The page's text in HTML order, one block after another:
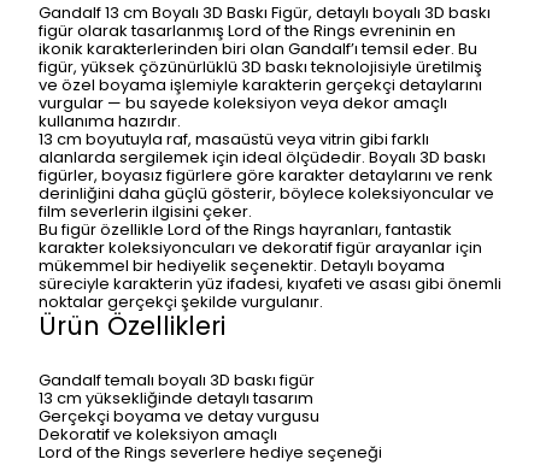
Gandalf 13 cm Boyalı 3D Baskı Figür, detaylı boyalı 3D baskı
figürolarak tasarlanmış Lord of the Rings evreninin en
ikonik karakterlerinden biri olan Gandalf’ıtemsil eder. Bu
figür, yüksek çözünürlüklü 3D baskı teknolojisiyle üretilmiş
ve özel boyama işlemiyle karakterin gerçekçi detaylarını
vurgular — bu sayede koleksiyon veya dekor amaçlı
kullanıma hazırdır.
13 cm boyutuyla raf, masaüstü veya vitrin gibi farklı
alanlarda sergilemek için ideal ölçüdedir. Boyalı 3D baskı
figürler, boyasız figürlere göre karakter detaylarını ve renk
derinliğini daha güçlü gösterir, böylece koleksiyoncular ve
film severlerin ilgisini çeker.
Bu figür özellikle Lord of the Rings hayranları, fantastik
karakter koleksiyoncuları ve dekoratif figür arayanlar için
mükemmel bir hediyelik seçenektir. Detaylı boyama
süreciyle karakterin yüz ifadesi, kıyafeti ve asası gibi önemli
noktalar gerçekçi şekilde vurgulanır.
Ürün Özellikleri
Gandalf temalı boyalı 3D baskı figür
13 cm yüksekliğinde detaylı tasarım
Gerçekçi boyama ve detay vurgusu
Dekoratif ve koleksiyon amaçlı
Lord of the Rings severlere hediye seçeneği